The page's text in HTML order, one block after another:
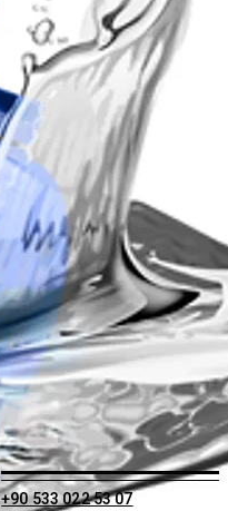
+90 533 022 53 07